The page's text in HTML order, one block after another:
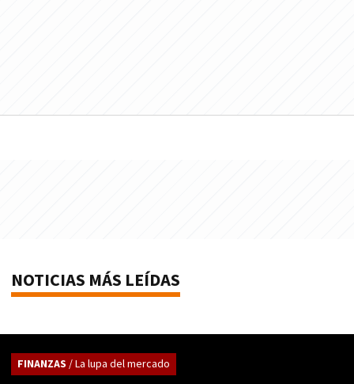
NOTICIAS MÁS LEÍDAS
FINANZAS / La lupa del mercado